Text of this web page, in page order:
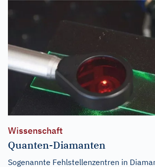
Wissenschaft
Quanten-Diamanten
Sogenannte Fehlstellenzentren in